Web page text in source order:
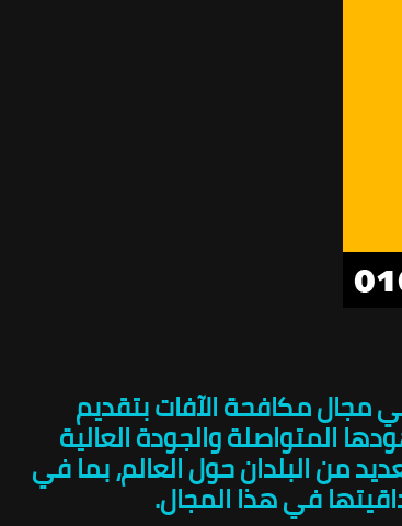
مجال مكافحة الآفات بتقديم
المتواصلة والجودة العالية
من البلدان حول العالم، بما في
في هذا المجال.